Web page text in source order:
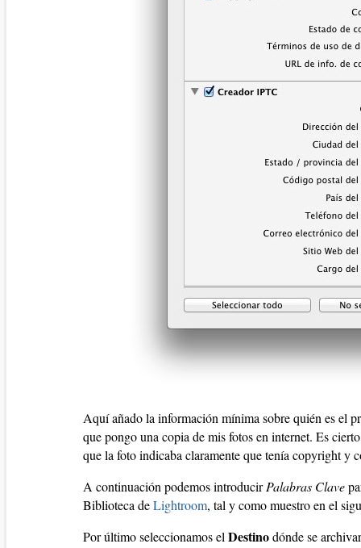
Aquí añado la información mínima sobre quién es el
que pongo una copia de mis fotos en internet. Es
que la foto indicaba claramente que tenía copyright y
A continuación podemos introducirPalabras Clave
Biblioteca deLightroom, tal y como muestro en el
Por último seleccionamos el Destinodónde se